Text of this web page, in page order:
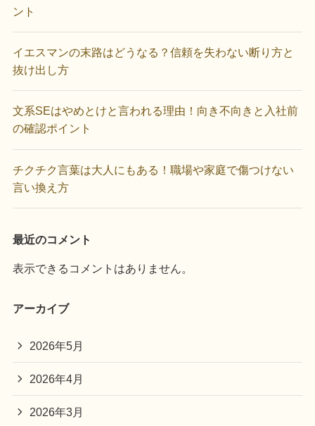
ント
イエスマンの末路はどうなる？信頼を失わない断り方と
抜け出し方
文系SEはやめとけと言われる理由！向き不向きと入社前
の確認ポイント
チクチク言葉は大人にもある！職場や家庭で傷つけない
言い換え方
最近のコメント
表示できるコメントはありません。
アーカイブ
2026年5月
2026年4月
2026年3月